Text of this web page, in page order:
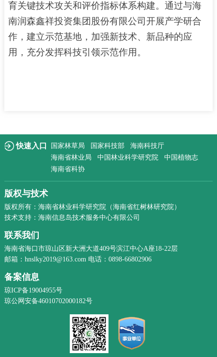
育关键技术攻关和评价指标体系构建。通过与海
南润森鑫祥投资集团股份有限公司开展产学研合
作，建立示范基地，加强新技术、新品种的应
用，充分发挥科技引领示范作用。
快速入口 国家林草局 国家科技部
海南科技厅
海南省林业局
中国林业科学研究院
中国植物志
海南省科协
版权与技术
版权所有：海南省林业科学研究院（海南省红树林研究院）
技术支持：海南信息岛技术服务中心有限公司
联系我们
海南省海口市琼山区新大洲大道409号滨江中心A座18-22层
邮箱：hnslky2019@163.com 电话：0898-66802906
备案信息
琼ICP备19004955号
琼公网安备46010702000182号